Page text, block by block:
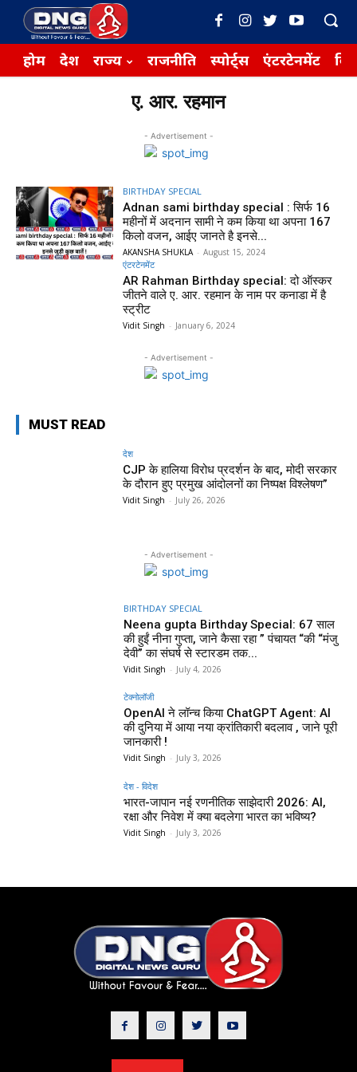
होम देश राज्य राजनीति स्पोर्ट्स एंटरटेनमेंट
ए. आर. रहमान
- Advertisement -
BIRTHDAY SPECIAL
Adnan sami birthday special : सिर्फ 16
महीनों में अदनान सामी ने कम किया था अपना 167
किलो वजन, आईए जानते है इनसे...
AKANSHA SHUKLA - August 15, 2024
एंटरटेनमेंट
AR Rahman Birthday special: दो ऑस्कर
जीतने वाले ए. आर. रहमान के नाम पर कनाडा में है
स्ट्रीट
Vidit Singh - January 6, 2024
- Advertisement -
MUST READ
देश
CJP के हालिया विरोध प्रदर्शन के बाद, मोदी सरकार
के दौरान हुए प्रमुख आंदोलनों का निष्पक्ष विश्लेषण”
Vidit Singh - July 26, 2026
- Advertisement -
BIRTHDAY SPECIAL
Neena gupta Birthday Special: 67 साल
की हुईं नीना गुप्ता, जाने कैसा रहा ” पंचायत “की “मंजु
देवी” का संघर्ष से स्टारडम तक...
Vidit Singh - July 4, 2026
टेक्नोलॉजी
OpenAI ने लॉन्च किया ChatGPT Agent: AI
की दुनिया में आया नया क्रांतिकारी बदलाव , जाने पूरी
जानकारी !
Vidit Singh - July 3, 2026
देश - विदेश
भारत-जापान नई रणनीतिक साझेदारी 2026: AI,
रक्षा और निवेश में क्या बदलेगा भारत का भविष्य?
Vidit Singh - July 3, 2026